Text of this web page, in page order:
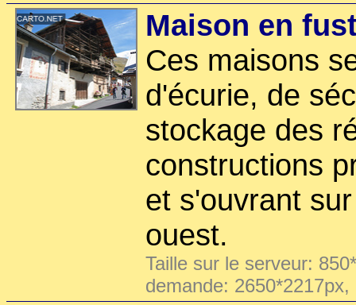
Maison en
Ces maisons
d'écurie, de
stockage des
constructions
et s'ouvrant
ouest.
Taille sur le serveur:
demande: